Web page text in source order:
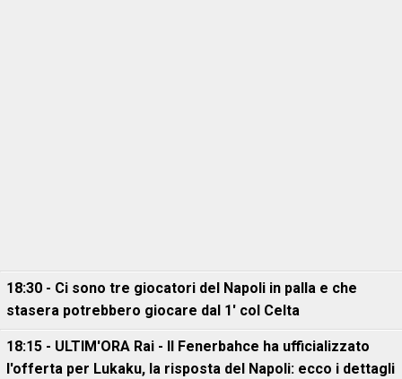
18:30 - Ci sono tre giocatori del Napoli in palla e che
stasera potrebbero giocare dal 1' col Celta
18:15 - ULTIM'ORA Rai - Il Fenerbahce ha ufficializzato
l'offerta per Lukaku, la risposta del Napoli: ecco i dettagli